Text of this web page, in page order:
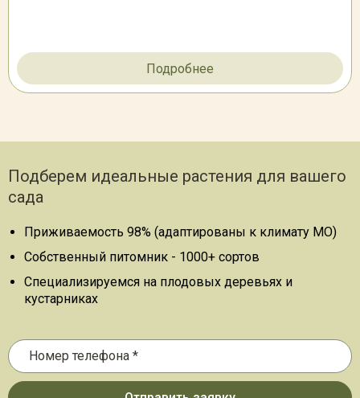
Подробнее
Подберем идеальные растения для вашего
сада
Приживаемость 98% (адаптированы к климату МО)
Собственный питомник - 1000+ сортов
Специализируемся на плодовых деревьях и
кустарниках